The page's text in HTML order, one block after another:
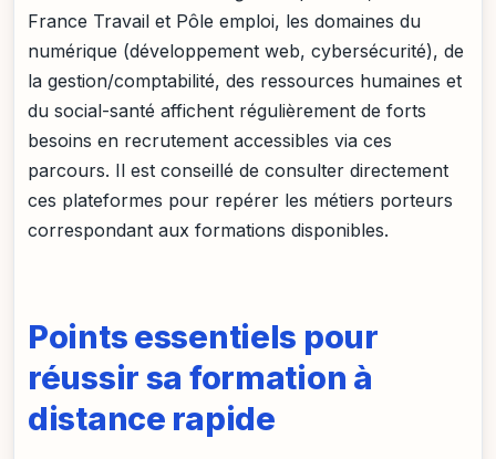
France Travail et Pôle emploi, les domaines du
numérique (développement web, cybersécurité), de
la gestion/comptabilité, des ressources humaines et
du social-santé affichent régulièrement de forts
besoins en recrutement accessibles via ces
parcours. Il est conseillé de consulter directement
ces plateformes pour repérer les métiers porteurs
correspondant aux formations disponibles.
Points essentiels pour
réussir sa formation à
distance rapide